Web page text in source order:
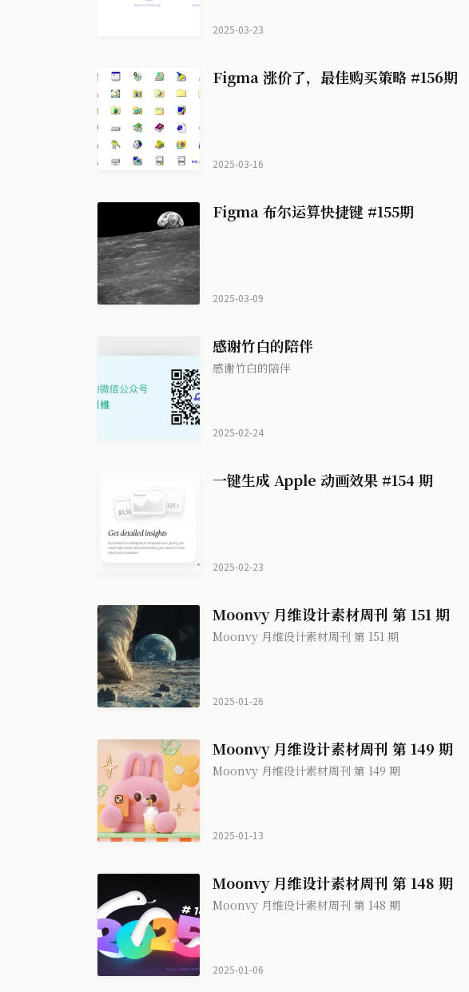
2025-03-23
Figma 涨价了，最佳购买策略 #156期
2025-03-16
Figma 布尔运算快捷键 #155期
2025-03-09
感谢竹白的陪伴
感谢竹白的陪伴
2025-02-24
一键生成 Apple 动画效果 #154 期
2025-02-23
Moonvy 月维设计素材周刊 第 151 期
Moonvy 月维设计素材周刊 第 151 期
2025-01-26
Moonvy 月维设计素材周刊 第 149 期
Moonvy 月维设计素材周刊 第 149 期
2025-01-13
Moonvy 月维设计素材周刊 第 148 期
Moonvy 月维设计素材周刊 第 148 期
2025-01-06